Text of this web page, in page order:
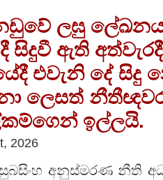
නඩුවේ ලඝු
ඇති
එවැනි දේ සිදු
ලෙසත්
ඉල්ලයි.
2026
අනුස්මරණ නීති